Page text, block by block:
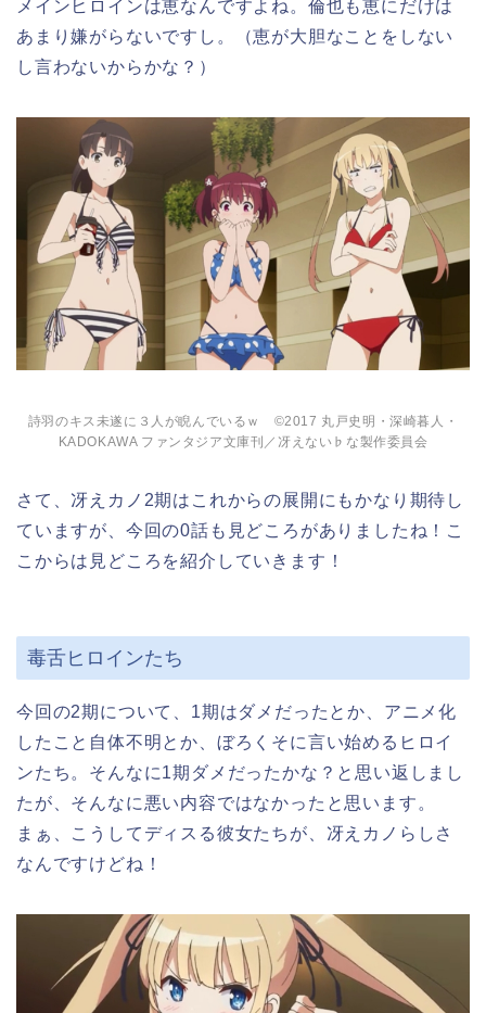
メインヒロインは恵なんですよね。倫也も恵にだけは
あまり嫌がらないですし。（恵が大胆なことをしない
し言わないからかな？）
詩羽のキス未遂に３人が睨んでいるｗ ©2017 丸戸史明・深崎暮人・
KADOKAWA ファンタジア文庫刊／冴えない♭な製作委員会
さて、冴えカノ2期はこれからの展開にもかなり期待し
ていますが、今回の0話も見どころがありましたね！こ
こからは見どころを紹介していきます！
毒舌ヒロインたち
今回の2期について、1期はダメだったとか、アニメ化
したこと自体不明とか、ぼろくそに言い始めるヒロイ
ンたち。そんなに1期ダメだったかな？と思い返しまし
たが、そんなに悪い内容ではなかったと思います。
まぁ、こうしてディスる彼女たちが、冴えカノらしさ
なんですけどね！